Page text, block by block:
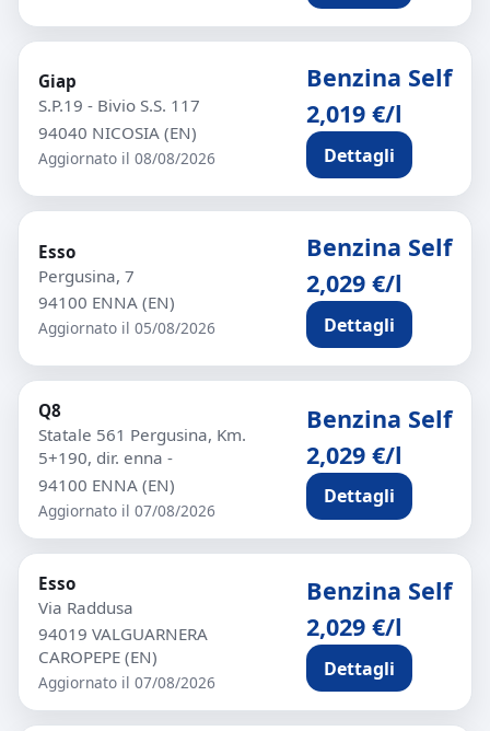
Giap
S.P.19 - Bivio S.S. 117
94040 NICOSIA (EN)
Aggiornato il 08/08/2026
Benzina Self
2,019 €/l
Dettagli
Esso
Pergusina, 7
94100 ENNA (EN)
Aggiornato il 05/08/2026
Benzina Self
2,029 €/l
Dettagli
Q8
Statale 561 Pergusina, Km.
5+190, dir. enna -
94100 ENNA (EN)
Aggiornato il 07/08/2026
Benzina Self
2,029 €/l
Dettagli
Esso
Via Raddusa
94019 VALGUARNERA
CAROPEPE (EN)
Aggiornato il 07/08/2026
Benzina Self
2,029 €/l
Dettagli